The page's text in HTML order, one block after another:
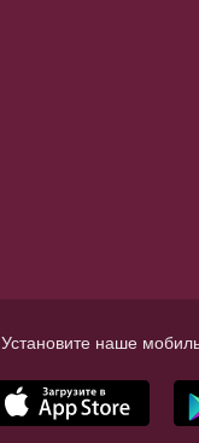
Установите наше